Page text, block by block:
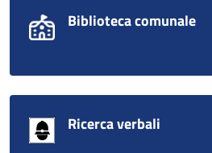
Biblioteca comunale
Ricerca verbali